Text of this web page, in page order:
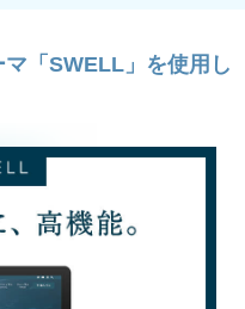
「SWELL」を使用し